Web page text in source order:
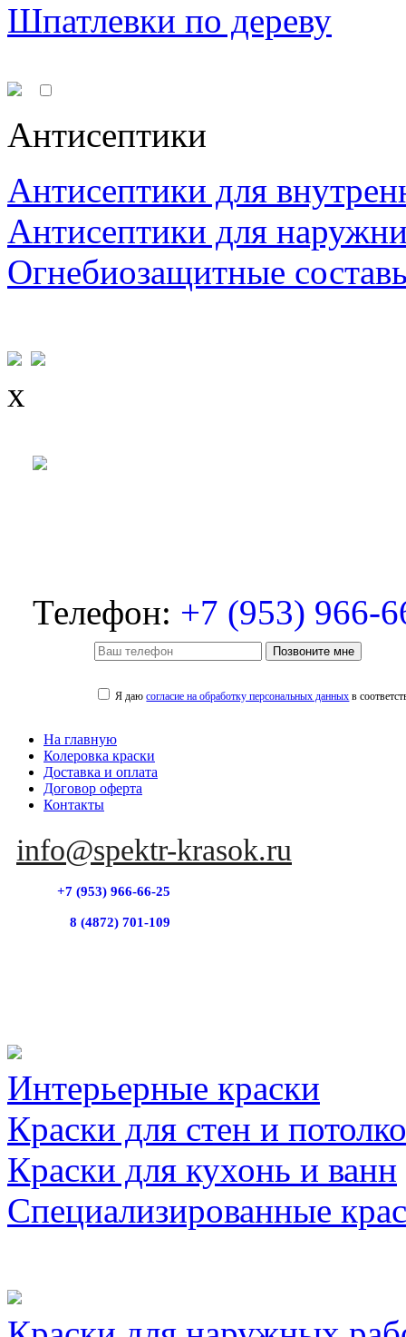
Шпатлевки по дереву
Антисептики
Антисептики для
Антисептики для
Огнебиозащитные
x
Телефон: +7 (953) 966-
Позвоните мне
Я даюсогласие на обработку персональных данных в
На главную
Колеровка краски
Доставка и оплата
Договор оферта
Контакты
info@spektr-krasok.ru
+7 (953) 966-66-25
8 (4872) 701-109
Интерьерные краски
Краски для стен и
Краски для кухонь и ванн
Специализированные